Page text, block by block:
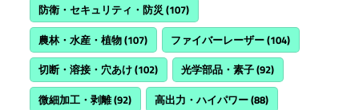
防衛・セキュリティ・防災 (107)
農林・水産・植物(107) ファイバーレーザー(104)
切断・溶接・穴あけ(102) 光学部品・素子(92)
微細加工・剥離(92) 高出力・ハイパワー(88)